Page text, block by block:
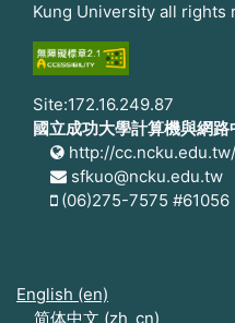
Kung University all rights
Site:172.16.249.87
國立成功大學計算機與網路
http://cc.ncku.edu.tw/
sfkuo@ncku.edu.tw
(06)275-7575 #61056
English ‎(en)‎
简体中文 ‎(zh_cn)‎